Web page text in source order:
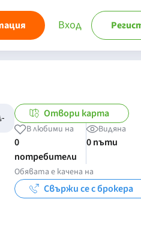
Вход
- Отвори карта
В любими на
0
потребители
Видяна
0 пъти
Обявата е качена на
Свържи се с брокера